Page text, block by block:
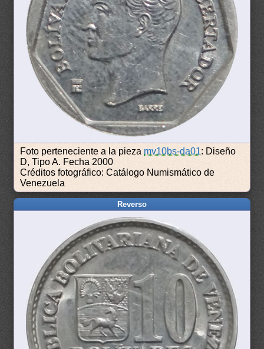
Foto perteneciente a la pieza mv10bs-da01: Diseño
D, Tipo A. Fecha 2000
Créditos fotográfico: Catálogo Numismático de
Venezuela
Reverso